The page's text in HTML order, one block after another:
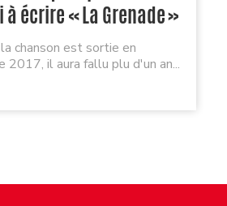
écrire « La Grenade »
chanson est sortie en
2017, il aura fallu plu d'un an...